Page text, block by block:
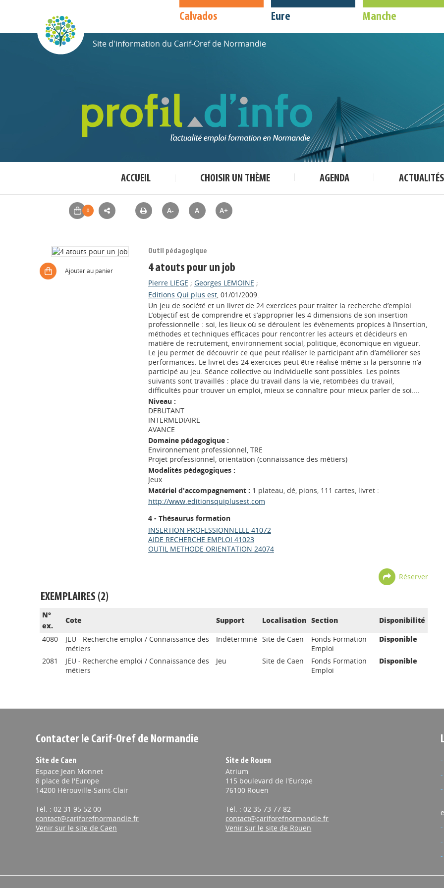
Calvados Eure Manche
Site d'information du Carif-Oref de Normandie
ACCUEIL CHOISIR UN THÈME AGENDA ACTUALITÉS
A- A A+
Ajouter au panier
Outil pédagogique
4 atouts pour un job
Pierre LIEGE ; Georges LEMOINE ;
Editions Qui plus est, 01/01/2009.
Un jeu de société et un livret de 24 exercices pour traiter la recherche d’emploi.
L’objectif est de comprendre et s’approprier les 4 dimensions de son insertion
professionnelle : soi, les lieux où se déroulent les évènements propices à l’insertion,
méthodes et techniques efficaces pour rencontrer les acteurs et décideurs en
matière de recrutement, environnement social, politique, économique en vigueur.
Le jeu permet de découvrir ce que peut réaliser le participant afin d’améliorer ses
performances. Le livret des 24 exercices peut être réalisé même si la personne n’a
participé au jeu. Séance collective ou individuelle sont possibles. Les points
suivants sont travaillés : place du travail dans la vie, retombées du travail,
difficultés pour trouver un emploi, mieux se connaître pour mieux parler de soi....
Niveau :
DEBUTANT
INTERMEDIAIRE
AVANCE
Domaine pédagogique :
Environnement professionnel, TRE
Projet professionnel, orientation (connaissance des métiers)
Modalités pédagogiques :
Jeux
Matériel d'accompagnement : 1 plateau, dé, pions, 111 cartes, livret :
http://www.editionsquiplusest.com
4 - Thésaurus formation
INSERTION PROFESSIONNELLE 41072
AIDE RECHERCHE EMPLOI 41023
OUTIL METHODE ORIENTATION 24074
Réserver
EXEMPLAIRES (2)
N°
ex.
Cote Support Localisation Section
Disponibilité
4080
JEU - Recherche emploi / Connaissance des
métiers
Indéterminé Site de Caen
Fonds Formation
Emploi
Disponible
2081
JEU - Recherche emploi / Connaissance des
métiers
Jeu Site de Caen
Fonds Formation
Emploi
Disponible
Contacter le Carif-Oref de Normandie
Site de Caen
Espace Jean Monnet
8 place de l'Europe
14200 Hérouville-Saint-Clair
Tél. : 02 31 95 52 00
contact@cariforefnormandie.fr
Venir sur le site de Caen
Site de Rouen
Atrium
115 boulevard de l'Europe
76100 Rouen
Tél. : 02 35 73 77 82
contact@cariforefnormandie.fr
Venir sur le site de Rouen